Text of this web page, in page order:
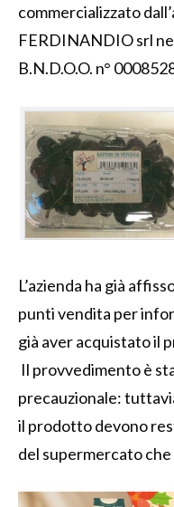
commercializzato
FERDINANDIO srl
B.N.D.O.O. n°
L’azienda ha già
punti vendita per
già aver acquistato il
Il provvedimento è
precauzionale:
il prodotto devono
del supermercato